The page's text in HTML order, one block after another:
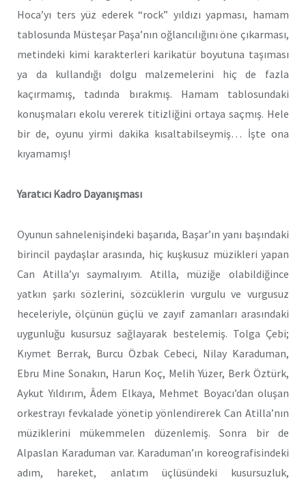
Hoca’yı ters yüz ederek “rock” yıldızı yapması, hamam
tablosunda Müsteşar Paşa’nın oğlancılığını öne çıkarması,
metindeki kimi karakterleri karikatür boyutuna taşıması
ya da kullandığı dolgu malzemelerini hiç de fazla
kaçırmamış, tadında bırakmış. Hamam tablosundaki
konuşmaları ekolu vererek titizliğini ortaya saçmış. Hele
bir de, oyunu yirmi dakika kısaltabilseymiş… İşte ona
kıyamamış!
Yaratıcı Kadro Dayanışması
Oyunun sahnelenişindeki başarıda, Başar’ın yanı başındaki
birincil paydaşlar arasında, hiç kuşkusuz müzikleri yapan
Can Atilla’yı saymalıyım. Atilla, müziğe olabildiğince
yatkın şarkı sözlerini, sözcüklerin vurgulu ve vurgusuz
heceleriyle, ölçünün güçlü ve zayıf zamanları arasındaki
uygunluğu kusursuz sağlayarak bestelemiş. Tolga Çebi;
Kıymet Berrak, Burcu Özbak Cebeci, Nilay Karaduman,
Ebru Mine Sonakın, Harun Koç, Melih Yüzer, Berk Öztürk,
Aykut Yıldırım, Âdem Elkaya, Mehmet Boyacı’dan oluşan
orkestrayı fevkalade yönetip yönlendirerek Can Atilla’nın
müziklerini mükemmelen düzenlemiş. Sonra bir de
Alpaslan Karaduman var. Karaduman’ın koreografisindeki
adım, hareket, anlatım üçlüsündeki kusursuzluk,